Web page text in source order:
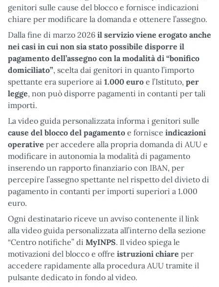
genitori sulle cause del blocco e fornisce indicazioni
chiare per modificare la domanda e ottenere l’assegno.
Dalla fine di marzo 2026 il servizio viene erogato anche
nei casi in cui non sia stato possibile disporre il
pagamento dell’assegno con la modalità di “bonifico
domiciliato”, scelta dai genitori in quanto l’importo
spettante era superiore ai 1.000 euro e l’Istituto, per
legge, non può disporre pagamenti in contanti per tali
importi.
La video guida personalizzata informa i genitori sulle
cause del blocco del pagamento e fornisce indicazioni
operative per accedere alla propria domanda di AUU e
modificare in autonomia la modalità di pagamento
inserendo un rapporto finanziario con IBAN, per
percepire l’assegno spettante nel rispetto del divieto di
pagamento in contanti per importi superiori a 1.000
euro.
Ogni destinatario riceve un avviso contenente il link
alla video guida personalizzata all’interno della sezione
“Centro notifiche” di MyINPS. Il video spiega le
motivazioni del blocco e offre istruzioni chiare per
accedere rapidamente alla procedura AUU tramite il
pulsante dedicato in fondo al video.